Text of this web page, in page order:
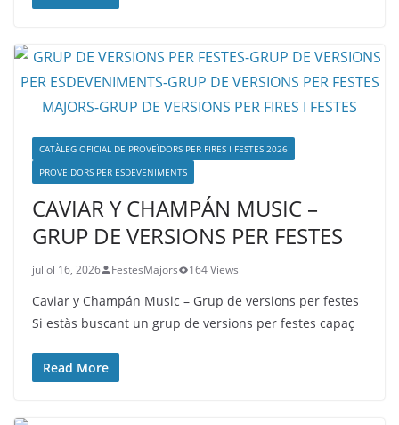
CATÀLEG OFICIAL DE PROVEÏDORS PER FIRES I FESTES 2026
PROVEÏDORS PER ESDEVENIMENTS
CAVIAR Y CHAMPÁN MUSIC –
GRUP DE VERSIONS PER FESTES
juliol 16, 2026 FestesMajors 164 Views
Caviar y Champán Music – Grup de versions per festes
Si estàs buscant un grup de versions per festes capaç
Read More